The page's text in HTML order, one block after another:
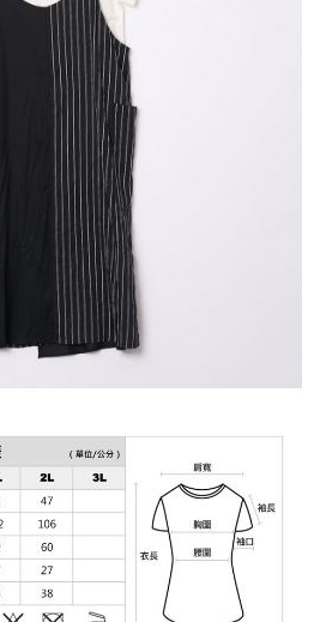
法定代理人或監護人之同意方可使用
意申辦者引起之損失，本公司不負相關責
，將依據個別帳號之用戶狀況，依本公司即
仍有額度不足之情形，本公司將視審查結果
用他人資訊註冊。若發現惡意使用之情形，
止該用戶之使用額度並採取法律行動。